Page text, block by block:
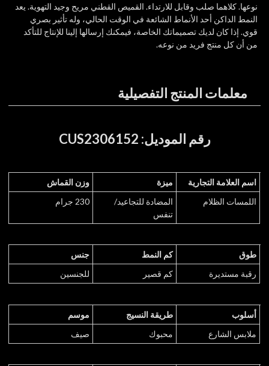
نوعها. كلاهما صلب وقابل للارتداء. القميص القطني مريح وجيد التهوية. يعد
النمط الداكن أحد الأنماط الشائعة في الوقت الحالي، وله تأثير بصري
قوي. إذا كان لديك تصميماتك الخاصة، فيمكنك إرسالها إلينا للإنتاج للتأكد
من أن كل منتج فريد من نوعه.
معلمات المنتج التفصيلية
رقم الموديل: CUS2306152
اسم العلامة التجارية ميزة
وزن القماش
اللمسات الظلام
المضادة للتجاعيد/
تنفس
230 جرام
طوق كم النمط
جنس
رقبة مستديرة
كم قصير للجنسين
أسلوب طريقة النسيج
موسم
ملابس الشارع
محبوك صيف